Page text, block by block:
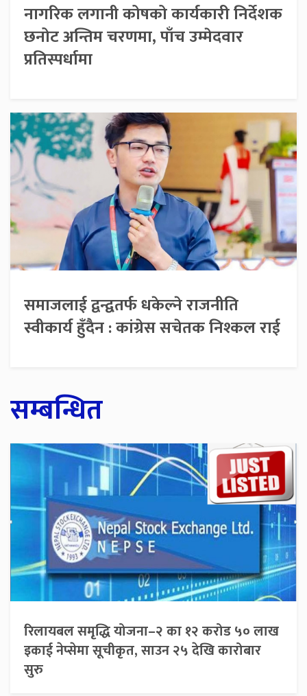
नागरिक लगानी कोषको कार्यकारी निर्देशक
छनोट अन्तिम चरणमा, पाँच उम्मेदवार
प्रतिस्पर्धामा
समाजलाई द्वन्द्वतर्फ धकेल्ने राजनीति
स्वीकार्य हुँदैन : कांग्रेस सचेतक निश्कल राई
सम्बन्धित
रिलायबल समृद्धि योजना–२ का १२ करोड ५० लाख
इकाई नेप्सेमा सूचीकृत, साउन २५ देखि कारोबार
सुरु